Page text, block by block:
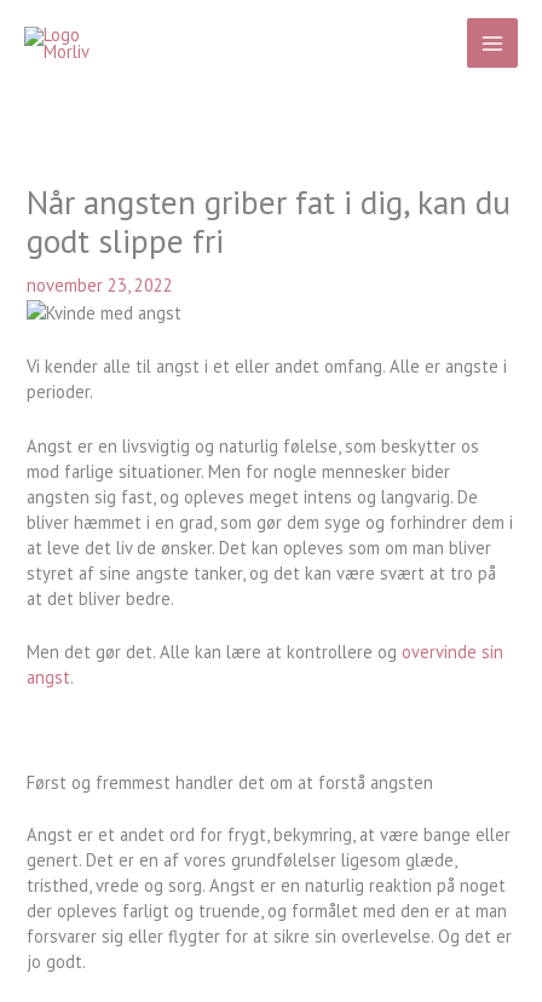
indholdet
Når angsten griber fat i dig, kan du
godt slippe fri
november 23, 2022
Vi kender alle til angst i et eller andet omfang. Alle er angste i
perioder.
Angst er en livsvigtig og naturlig følelse, som beskytter os
mod farlige situationer. Men for nogle mennesker bider
angsten sig fast, og opleves meget intens og langvarig. De
bliver hæmmet i en grad, som gør dem syge og forhindrer dem i
at leve det liv de ønsker. Det kan opleves som om man bliver
styret af sine angste tanker, og det kan være svært at tro på
at det bliver bedre.
Men det gør det. Alle kan lære at kontrollere og overvinde sin
angst.
Først og fremmest handler det om at forstå angsten
Angst er et andet ord for frygt, bekymring, at være bange eller
genert. Det er en af vores grundfølelser ligesom glæde,
tristhed, vrede og sorg. Angst er en naturlig reaktion på noget
der opleves farligt og truende, og formålet med den er at man
forsvarer sig eller flygter for at sikre sin overlevelse. Og det er
jo godt.